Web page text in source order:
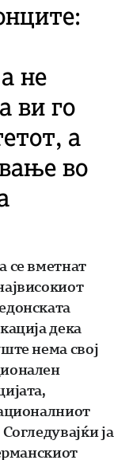
не
ви го
а
во
се вметнат
дека
нема свој
ја